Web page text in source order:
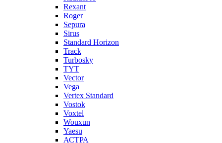
Rexant
Roger
Sepura
Sirus
Standard Horizon
Track
Turbosky
TYT
Vector
Vega
Vertex Standard
Vostok
Voxtel
Wouxun
Yaesu
АСТРА